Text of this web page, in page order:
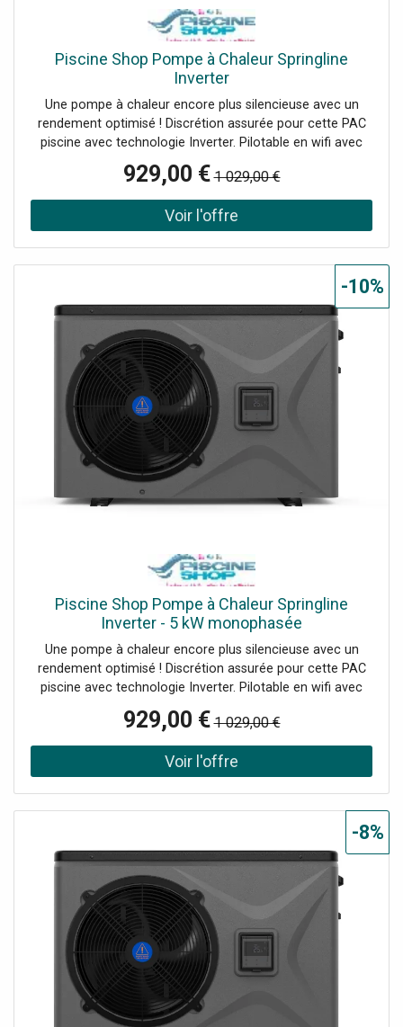
Piscine Shop Pompe à Chaleur Springline
Inverter
Une pompe à chaleur encore plus silencieuse avec un
rendement optimisé ! Discrétion assurée pour cette PAC
piscine avec technologie Inverter. Pilotable en wifi avec
application mobile. 3 modes de fonctionnement Boost,
Eco-Silence et Smart.
929,00 € 1 029,00 €
Piscine Shop Pompe à Chaleur Springline
Inverter - 5 kW monophasée
Une pompe à chaleur encore plus silencieuse avec un
rendement optimisé ! Discrétion assurée pour cette PAC
piscine avec technologie Inverter. Pilotable en wifi avec
Eco-Silence et Smart.
929,00 € 1 029,00 €
-10%
-8%